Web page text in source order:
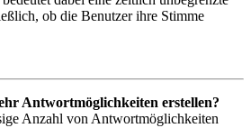
ob die Benutzer ihre Stimme
Antwortmöglichkeiten erstellen?
Anzahl von Antwortmöglichkeiten